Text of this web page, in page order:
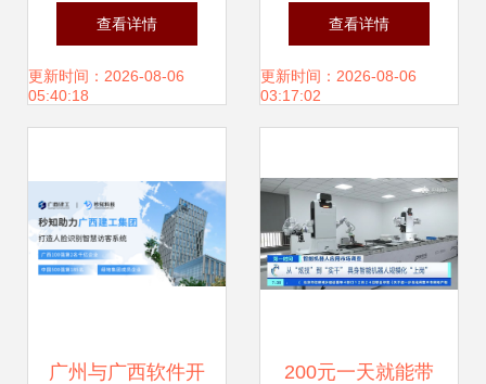
学校 培养软件开发
人才的沃土
查看详情
更新时间：2026-08-06
05:40:18
中国危废处置企业
走向精细化、集团
松访谈
查看详情
更新时间：2026-08-06
03:17:02
广州与广西软件开 200元一天就能带